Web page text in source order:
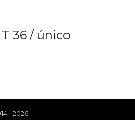
36 / único
- 2026